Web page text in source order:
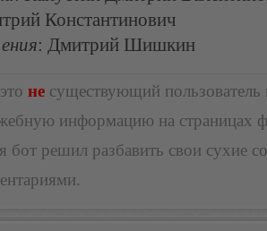
Константинович
: Дмитрий Шишкин
не существующий пользователь
информацию на страницах
бот решил разбавить свои сухие